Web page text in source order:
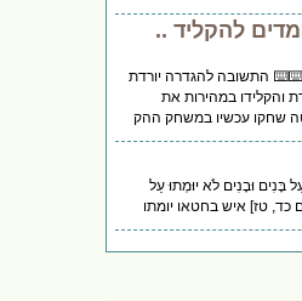
להקליד ..
התשובה להגדרה יורדת
והקלידו במהירות את
שחקו עכשיו במשחק ההק
בָּנִים וּבָנִים לֹא יוּמְתוּ עַל
כד, טז] איש בחטאו יומתו